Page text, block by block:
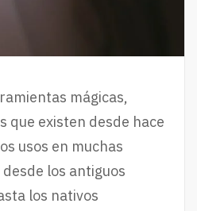
mágicas,
que existen desde hace
usos en muchas
los antiguos
los nativos